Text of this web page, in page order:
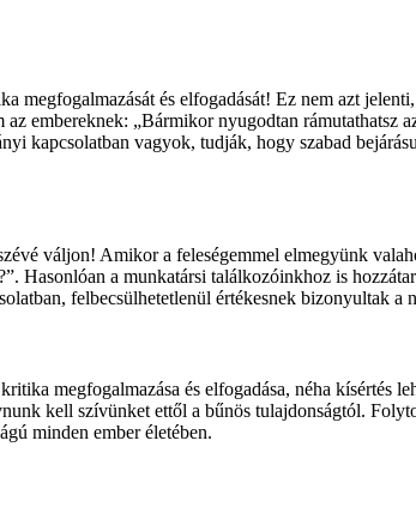
megfogalmazását és elfogadását! Ez nem azt
embereknek: „Bármikor nyugodtan
kapcsolatban vagyok, tudják, hogy szabad
váljon! Amikor a feleségemmel elmegyünk
Hasonlóan a munkatársi találkozóinkhoz is
felbecsülhetetlenül értékesnek bizonyultak a
megfogalmazása és elfogadása, néha kísértés
kell szívünket ettől a bűnös tulajdonságtól.
minden ember életében.